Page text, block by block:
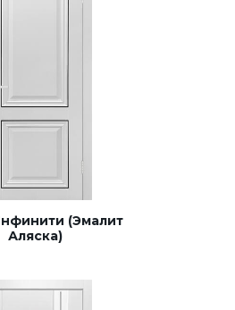
(Эмалит
Аляска)